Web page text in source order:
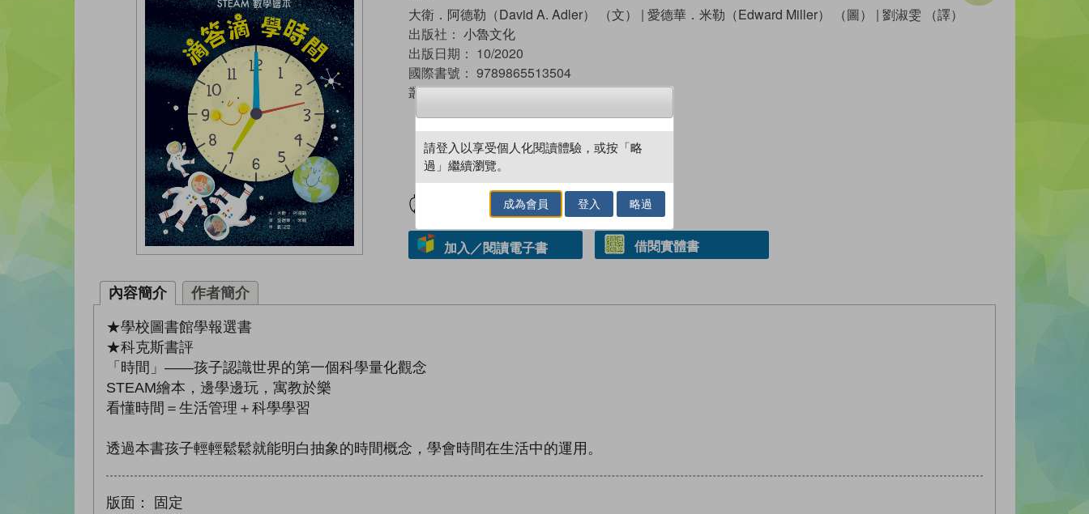
大衛．阿德勒（David A. Adler） （文）
| 愛德華．米勒（Edward Miller） （圖） | 劉淑雯 （譯）
出版社： 小魯文化
出版日期： 10/2020
國際書號： 9789865513504
叢書：小魯知識繪本
試閲 加入閱讀紀錄
加入／閱讀電子書 借閱實體書
內容簡介 作者簡介
★學校圖書館學報選書
★科克斯書評
「時間」——孩子認識世界的第一個科學量化觀念
STEAM繪本，邊學邊玩，寓教於樂
看懂時間＝生活管理＋科學學習
透過本書孩子輕輕鬆鬆就能明白抽象的時間概念，學會時間在生活中的運用。
版面：
固定
請登入以享受個人化閱讀體驗，或按「略
過」繼續瀏覽。
成為會員 登入 略過